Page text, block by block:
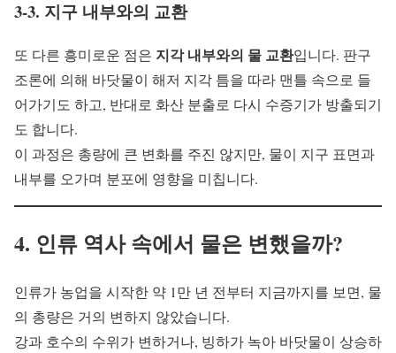
3-3. 지구 내부와의 교환
또 다른 흥미로운 점은 지각 내부와의 물 교환입니다. 판구
조론에 의해 바닷물이 해저 지각 틈을 따라 맨틀 속으로 들
어가기도 하고, 반대로 화산 분출로 다시 수증기가 방출되기
도 합니다.
이 과정은 총량에 큰 변화를 주진 않지만, 물이 지구 표면과
내부를 오가며 분포에 영향을 미칩니다.
4. 인류 역사 속에서 물은 변했을까?
인류가 농업을 시작한 약 1만 년 전부터 지금까지를 보면, 물
의 총량은 거의 변하지 않았습니다.
강과 호수의 수위가 변하거나, 빙하가 녹아 바닷물이 상승하